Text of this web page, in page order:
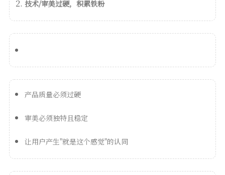
技术/审美过硬，积累铁粉
产品质量必须过硬
审美必须独特且稳定
让用户产生"就是这个感觉"的认同